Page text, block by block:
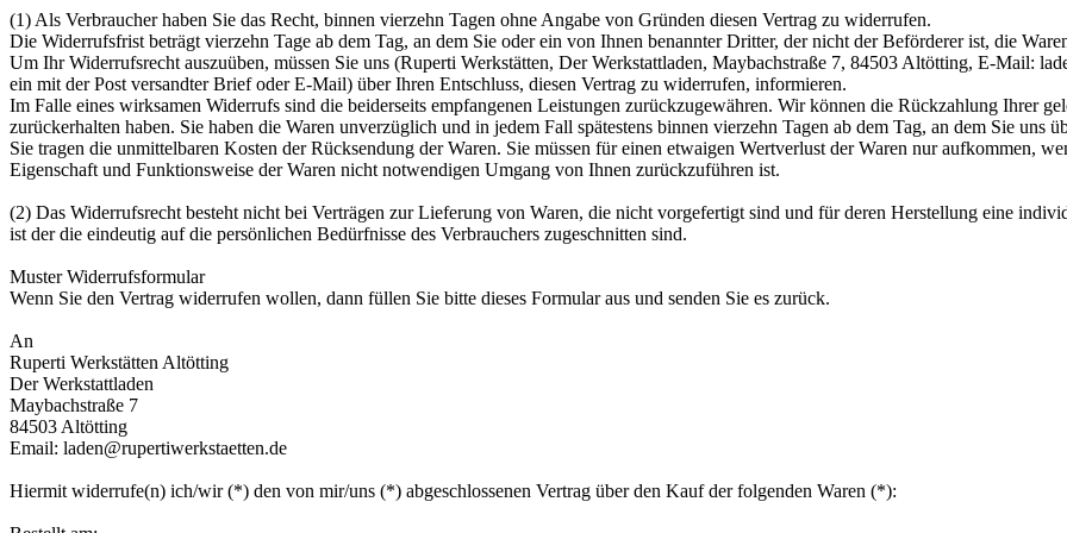
(1) Als Verbraucher haben Sie das Recht, binnen vierzehn Tagen ohne Angabe von Gründen diesen Vertrag zu widerrufen.
Die Widerrufsfrist beträgt vierzehn Tage ab dem Tag, an dem Sie oder ein von Ihnen benannter Dritter, der nicht der Beförderer ist, die
Um Ihr Widerrufsrecht auszuüben, müssen Sie uns (Ruperti Werkstätten, Der Werkstattladen, Maybachstraße 7, 84503 Altötting, E-Mail:
ein mit der Post versandter Brief oder E-Mail) über Ihren Entschluss, diesen Vertrag zu widerrufen, informieren.
Im Falle eines wirksamen Widerrufs sind die beiderseits empfangenen Leistungen zurückzugewähren. Wir können die Rückzahlung Ihrer
zurückerhalten haben. Sie haben die Waren unverzüglich und in jedem Fall spätestens binnen vierzehn Tagen ab dem Tag, an dem Sie uns
Sie tragen die unmittelbaren Kosten der Rücksendung der Waren. Sie müssen für einen etwaigen Wertverlust der Waren nur aufkommen,
Eigenschaft und Funktionsweise der Waren nicht notwendigen Umgang von Ihnen zurückzuführen ist.
(2) Das Widerrufsrecht besteht nicht bei Verträgen zur Lieferung von Waren, die nicht vorgefertigt sind und für deren Herstellung eine
ist der die eindeutig auf die persönlichen Bedürfnisse des Verbrauchers zugeschnitten sind.
Muster Widerrufsformular
Wenn Sie den Vertrag widerrufen wollen, dann füllen Sie bitte dieses Formular aus und senden Sie es zurück.
An
Ruperti Werkstätten Altötting
Der Werkstattladen
Maybachstraße 7
84503 Altötting
Email: laden@rupertiwerkstaetten.de
Hiermit widerrufe(n) ich/wir (*) den von mir/uns (*) abgeschlossenen Vertrag über den Kauf der folgenden Waren (*):